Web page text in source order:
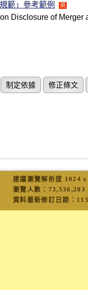
範」參考範例 英
Disclosure of Merger
制定依據 修正條文
建議瀏覽解析度 1024
瀏覽人數： 73,536,203
資料最新修訂日期：